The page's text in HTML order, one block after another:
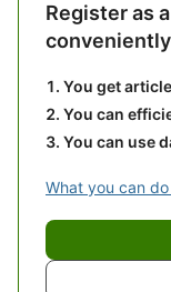
Register as
conveniently
You get
You can
You can use
What you can